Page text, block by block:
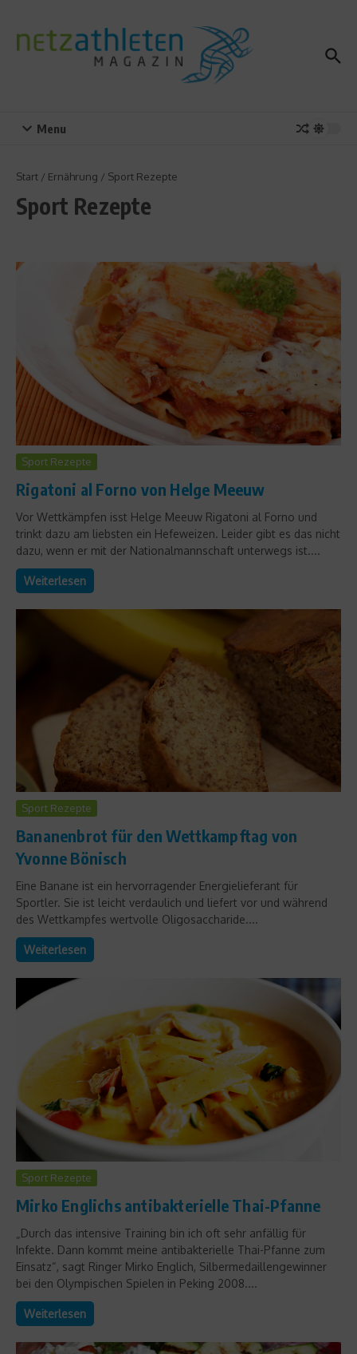
Menu
Start / Ernährung / Sport Rezepte
Sport Rezepte
Sport Rezepte
Rigatoni al Forno von Helge Meeuw
Vor Wettkämpfen isst Helge Meeuw Rigatoni al Forno und
trinkt dazu am liebsten ein Hefeweizen. Leider gibt es das nicht
dazu, wenn er mit der Nationalmannschaft unterwegs ist....
Weiterlesen
Sport Rezepte
Bananenbrot für den Wettkampftag von
Yvonne Bönisch
Eine Banane ist ein hervorragender Energielieferant für
Sportler. Sie ist leicht verdaulich und liefert vor und während
des Wettkampfes wertvolle Oligosaccharide....
Weiterlesen
Sport Rezepte
Mirko Englichs antibakterielle Thai-Pfanne
„Durch das intensive Training bin ich oft sehr anfällig für
Infekte. Dann kommt meine antibakterielle Thai-Pfanne zum
Einsatz“, sagt Ringer Mirko Englich, Silbermedaillengewinner
bei den Olympischen Spielen in Peking 2008....
Weiterlesen